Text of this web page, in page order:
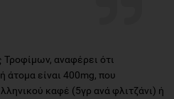
αναφέρει ότι
άτομα είναι 400mg, που
καφέ (5γρ ανά φλιτζάνι) ή